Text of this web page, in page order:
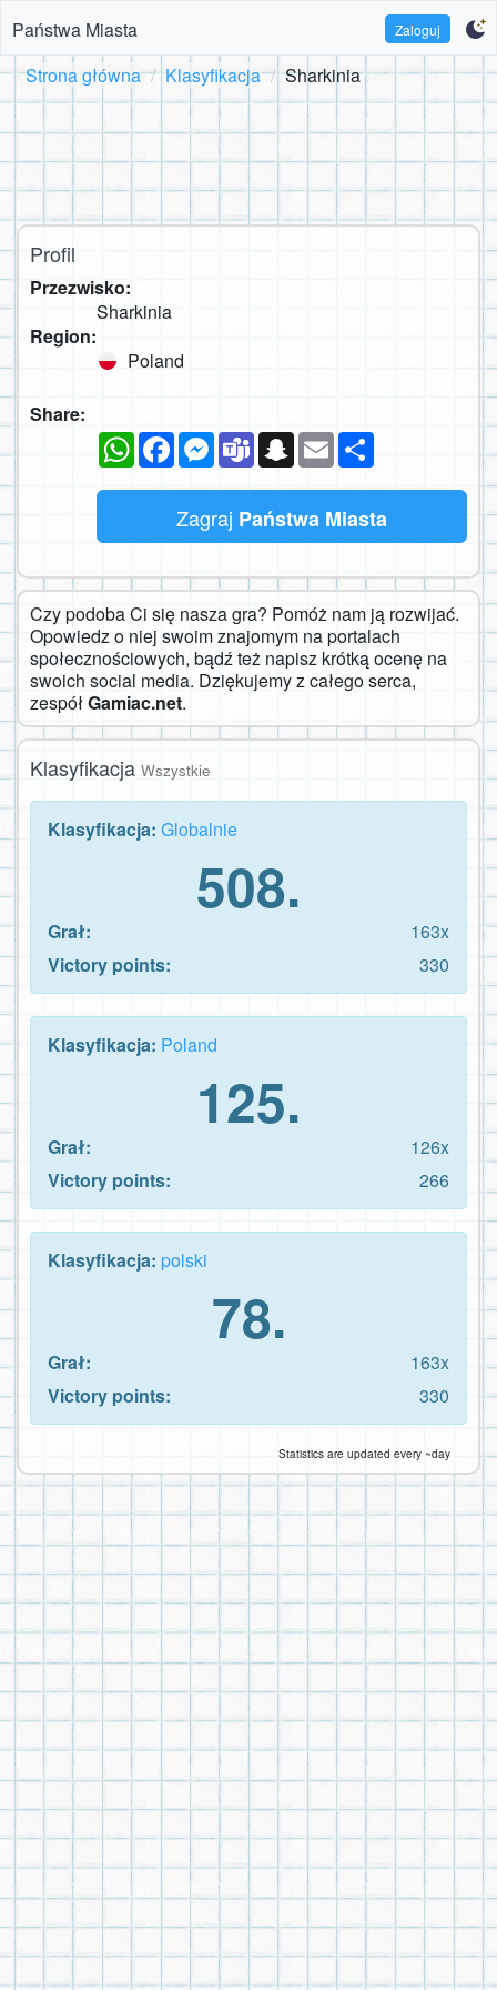
Państwa Miasta Zaloguj
Strona główna Klasyfikacja Sharkinia
Profil
Przezwisko:
Sharkinia
Region:
Poland
Share:
WhatsAppFacebookMessenger
TeamsSnapchat
Email
Zagraj Państwa Miasta
Czy podoba Ci się nasza gra? Pomóż nam ją rozwijać.
Opowiedz o niej swoim znajomym na portalach
społecznościowych, bądź też napisz krótką ocenę na
swoich social media. Dziękujemy z całego serca,
zespółGamiac.net.
Klasyfikacja Wszystkie
Klasyfikacja: Globalnie
508.
Grał:
163x
Victory points:
330
Klasyfikacja: Poland
125.
Grał:
126x
Victory points:
266
Klasyfikacja: polski
78.
Grał:
163x
Victory points:
330
Statistics are updated every ~day